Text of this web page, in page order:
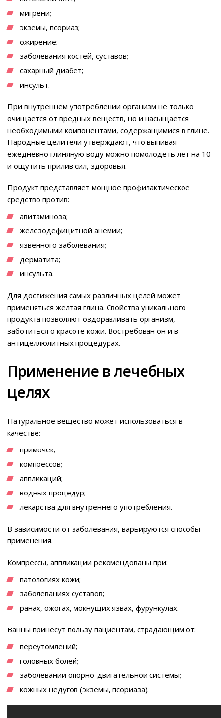
мигрени;
экземы, псориаз;
ожирение;
заболевания костей, суставов;
сахарный диабет;
инсульт.
При внутреннем употреблении организм не только
очищается от вредных веществ, но и насыщается
необходимыми компонентами, содержащимися в глине.
Народные целители утверждают, что выпивая
ежедневно глиняную воду можно помолодеть лет на 10
и ощутить прилив сил, здоровья.
Продукт представляет мощное профилактическое
средство против:
авитаминоза;
железодефицитной анемии;
язвенного заболевания;
дерматита;
инсульта.
Для достижения самых различных целей может
применяться желтая глина. Свойства уникального
продукта позволяют оздоравливать организм,
заботиться о красоте кожи. Востребован он и в
антицеллюлитных процедурах.
Применение в лечебных
целях
Натуральное вещество может использоваться в
качестве:
примочек;
компрессов;
аппликаций;
водных процедур;
лекарства для внутреннего употребления.
В зависимости от заболевания, варьируются способы
применения.
Компрессы, аппликации рекомендованы при:
патологиях кожи;
заболеваниях суставов;
ранах, ожогах, мокнущих язвах, фурункулах.
Ванны принесут пользу пациентам, страдающим от:
переутомлений;
головных болей;
заболеваний опорно-двигательной системы;
кожных недугов (экземы, псориаза).